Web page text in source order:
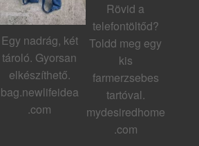
Egy nadrág, két
tároló. Gyorsan
elkészíthető.
bag.newlifeidea
.com
Rövid a
telefontöltőd?
Toldd meg egy
kis
farmerzsebes
tartóval.
mydesiredhome
.com